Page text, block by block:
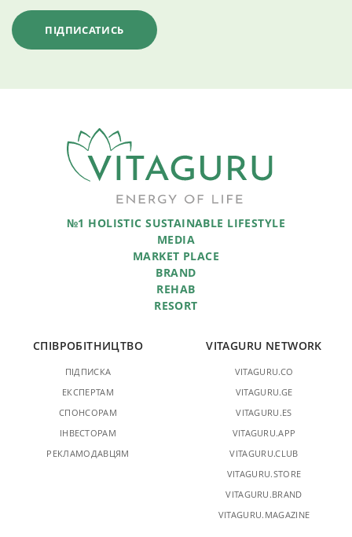
№1 HOLISTIC SUSTAINABLE LIFESTYLE
MEDIA
MARKET PLACE
BRAND
REHAB
RESORT
СПІВРОБІТНИЦТВО
ПІДПИСКА
ЕКСПЕРТАМ
СПОНСОРАМ
ІНВЕСТОРАМ
РЕКЛАМОДАВЦЯМ
VITAGURU NETWORK
VITAGURU.CO
VITAGURU.GE
VITAGURU.ES
VITAGURU.APP
VITAGURU.CLUB
VITAGURU.STORE
VITAGURU.BRAND
VITAGURU.MAGAZINE